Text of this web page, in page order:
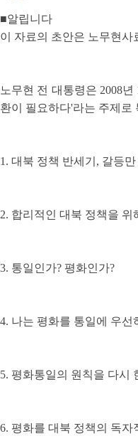
■알립니다
이 자료의 초안은 노무현
노무현 전 대통령은 2008
환이 필요하다'라는 주제로
1. 대북 정책 반세기, 갈등
2. 합리적인 대북 정책을
3. 통일인가? 평화인가?
4. 나는 평화를 통일에 우
5. 평화통일의 원칙을 다시
6. 평화를 대북 정책의 독자